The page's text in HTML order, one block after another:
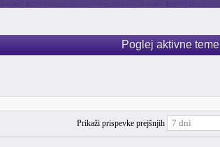
Poglej aktivne teme
Prikaži prispevke prejšnjih